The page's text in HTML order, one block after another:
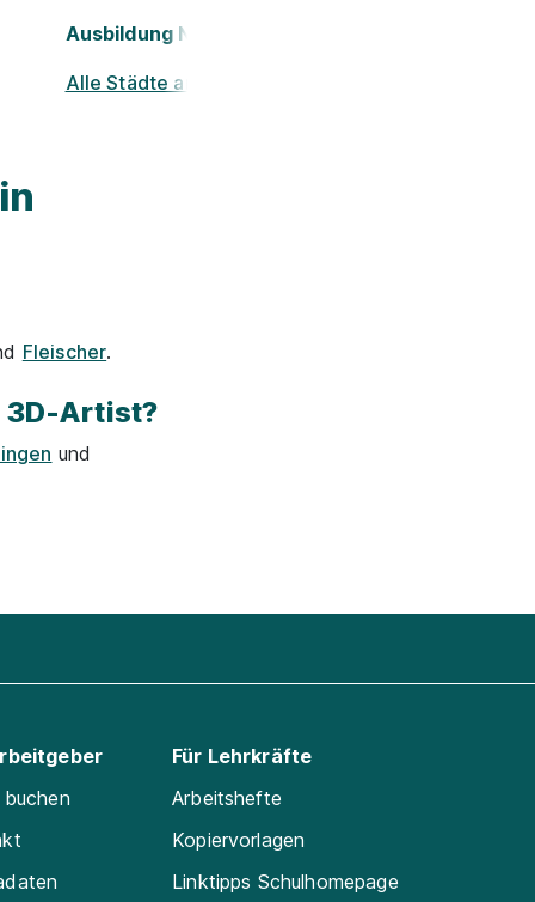
Ausbildung Nürnberg
Alle Städte ansehen
Fleischer.
3D-Artist?
und
Für Lehrkräfte
Arbeitshefte
Kopiervorlagen
Linktipps Schulhomepage